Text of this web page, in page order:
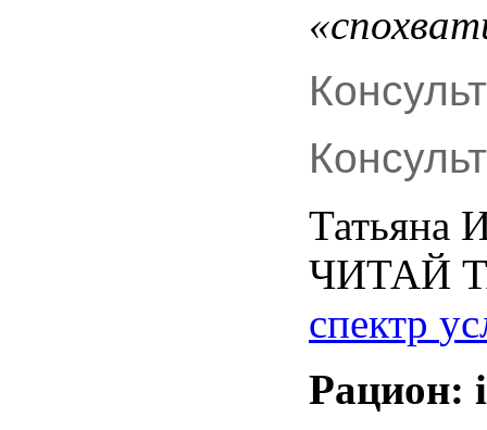
«
Татьяна
ЧИТАЙ
спектр
Рацион: